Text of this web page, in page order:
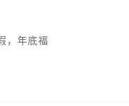
，年底福